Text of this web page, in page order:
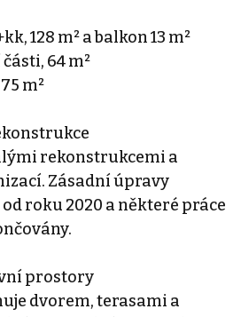
128 m² a balkon 13 m²
64 m²
m²
rekonstrukcemi a
Zásadní úpravy
roku 2020 a některé práce
prostory
dvorem, terasami a